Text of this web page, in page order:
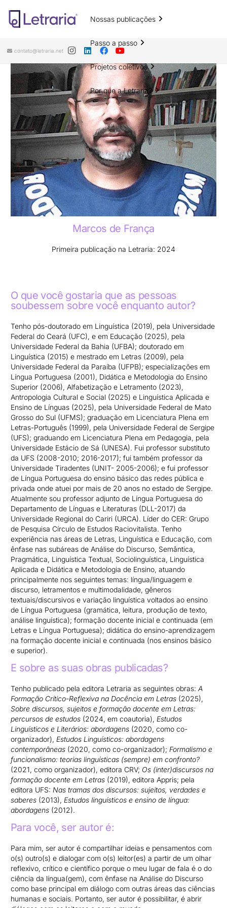
Nossas publicações
Passo a passo
Projetos coletivos
Por que a Letraria?
contato@letraria.net
Marcos de França
Primeira publicação na Letraria: 2024
O que você gostaria que as pessoas
soubessem sobre você enquanto autor?
Tenho pós-doutorado em Linguística (2019), pela Universidade
Federal do Ceará (UFC), e em Educação (2025), pela
Universidade Federal da Bahia (UFBA); doutorado em
Linguística (2015) e mestrado em Letras (2009), pela
Universidade Federal da Paraíba (UFPB); especializações em
Língua Portuguesa (2001), Didática e Metodologia do Ensino
Superior (2006), Alfabetização e Letramento (2023),
Antropologia Cultural e Social (2025) e Linguística Aplicada e
Ensino de Línguas (2025), pela Universidade Federal de Mato
Grosso do Sul (UFMS); graduação em Licenciatura Plena em
Letras-Português (1999), pela Universidade Federal de Sergipe
(UFS); graduando em Licenciatura Plena em Pedagogia, pela
Universidade Estácio de Sá (UNESA). Fui professor substituto
da UFS (2008-2010; 2016-2017); fui também professor da
Universidade Tiradentes (UNIT- 2005-2006); e fui professor
de Língua Portuguesa do ensino básico das redes pública e
privada onde atuei por mais de 20 anos no estado de Sergipe.
Atualmente sou professor adjunto de Língua Portuguesa do
Departamento de Línguas e Literaturas (DLL-2017) da
Universidade Regional do Cariri (URCA). Líder do CER: Grupo
de Pesquisa Círculo de Estudos Raciovitalista. Tenho
experiência nas áreas de Letras, Linguística e Educação, com
ênfase nas subáreas de Análise do Discurso, Semântica,
Pragmática, Linguística Textual, Sociolinguística, Linguística
Aplicada e Didática e Metodologia de Ensino, atuando
principalmente nos seguintes temas: língua/linguagem e
discurso, letramentos e multimodalidade, gêneros
textuais/discursivos e variação linguística voltados ao ensino
de Língua Portuguesa (gramática, leitura, produção de texto,
análise linguística); formação docente inicial e continuada (em
Letras e Língua Portuguesa); didática do ensino-aprendizagem
na formação docente inicial e continuada (nos ensinos básico
e superior).
E sobre as suas obras publicadas?
Tenho publicado pela editora Letraria as seguintes obras: A
Formação Crítico-Reflexiva na Docência em Letras (2025),
Sobre discursos, sujeitos e formação docente em Letras:
percursos de estudos (2024, em coautoria), Estudos
Linguísticos e Literários: abordagens (2020, como co-
organizador), Estudos Linguísticos: abordagens
contemporâneas (2020, como co-organizador); Formalismo e
funcionalismo: teorias linguísticas (sempre) em confronto?
(2021, como organizador), editora CRV; Os (inter)discursos na
formação docente em Letras (2019), editora Appris; pela
editora UFS: Nas tramas dos discursos: sujeitos, verdades e
saberes (2013), Estudos linguísticos e ensino de língua:
abordagens (2012).
Para você, ser autor é:
Para mim, ser autor é compartilhar ideias e pensamentos com
o(s) outro(s) e dialogar com o(s) leitor(es) a partir de um olhar
reflexivo, crítico e científico porque o meu lugar de fala é o do
ciência da língua(gem), com ênfase na Análise do Discurso
como base principal em diálogo com outras áreas das ciências
humanas e sociais. Portanto, ser autor é possibilitar, é abrir